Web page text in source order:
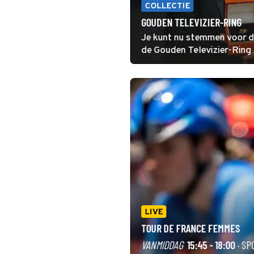
COLLECTIE
GOUDEN TELEVIZIER-RING
Je kunt nu stemmen voor
de Gouden Televizier-Ring 2026. Kies snel je
programma én
LIVE
TOUR DE FRANCE FEMMES
VANMIDDAG 15:45 - 18:00·